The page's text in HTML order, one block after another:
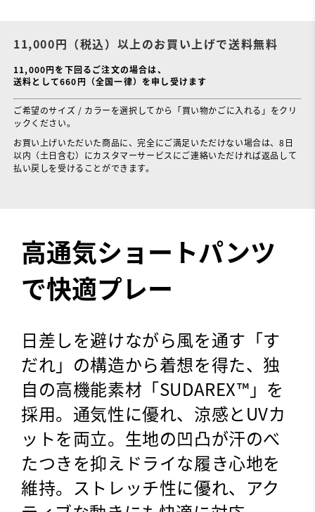
11,000円（税込）以上のお買い上げで送料無料
11,000円を下回るご注文の場合は、
送料として660円（全国一律）を申し受けます
ご希望のサイズ / カラーを選択してから「買い物かごに入れる」をクリ
ックください。
お買い上げいただいた商品に、完全にご満足いただけない場合は、8日
以内（土日含む）にカスタマーサービスにご連絡いただければ返品して
払い戻しを受けることができます。
高通気ショートパンツ
で快適プレー
日差しを避けながら風を通す「す
だれ」の構造から着想を得た、独
自の高機能素材「SUDAREX™」を
採用。通気性に優れ、涼感とUVカ
ットを両立。生地の凹凸が汗のべ
たつきを抑えドライな履き心地を
維持。ストレッチ性に優れ、アク